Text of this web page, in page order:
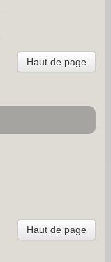
Haut de page
Haut de page